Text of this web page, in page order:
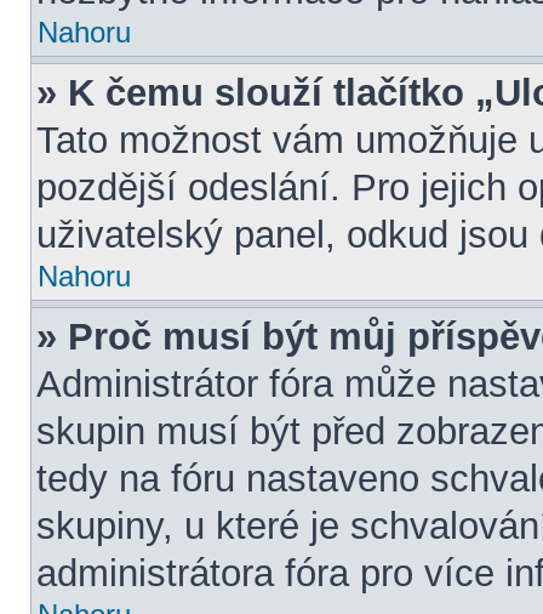
Nahoru
» K čemu slouží tlačítko
Tato možnost vám umožňuje
pozdější odeslání. Pro jejich
uživatelský panel, odkud
Nahoru
» Proč musí být můj
Administrátor fóra může
skupin musí být před
tedy na fóru nastaveno
skupiny, u které je
administrátora fóra pro více